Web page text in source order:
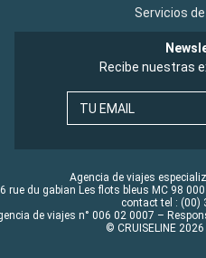
Servicios
Recibe nuestras
TU EMAIL
Agencia de viajes
rue du gabian Les flots bleus MC 98
contact tel : (00)
de viajes n° 006 02 0007 –
© CRUISELINE